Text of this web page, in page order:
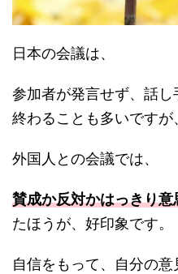
日本の会議は、
参加者が発言せず、話
終わることも多いですが
外国人との会議では、
賛成か反対かはっきり
たほうが、好印象です。
自信をもって、自分の意